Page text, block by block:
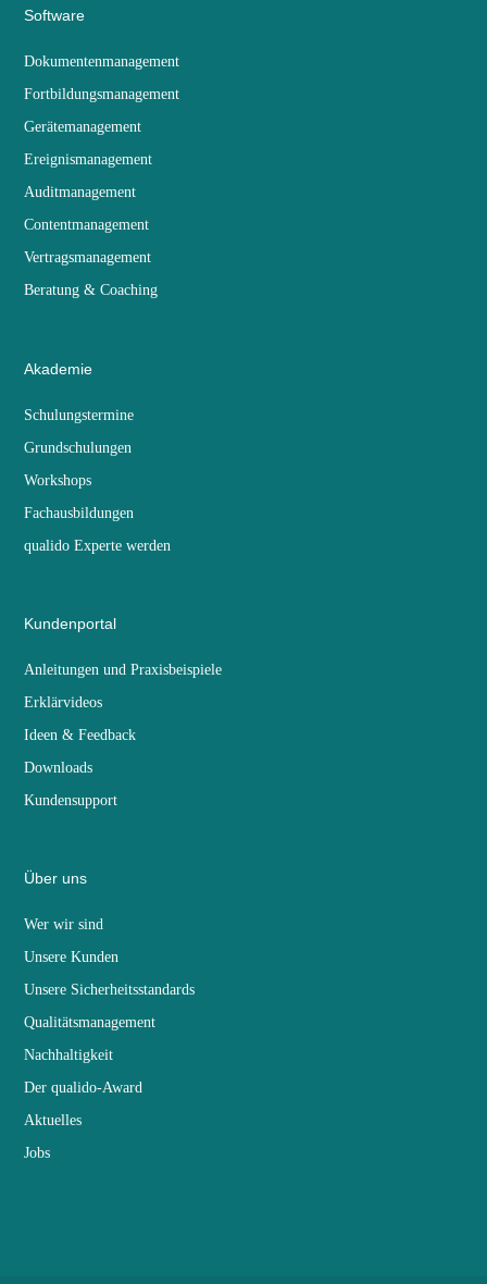
Software
Dokumentenmanagement
Fortbildungsmanagement
Gerätemanagement
Ereignismanagement
Auditmanagement
Contentmanagement
Vertragsmanagement
Beratung & Coaching
Akademie
Schulungstermine
Grundschulungen
Workshops
Fachausbildungen
qualido Experte werden
Kundenportal
Anleitungen und Praxisbeispiele
Erklärvideos
Ideen & Feedback
Downloads
Kundensupport
Über uns
Wer wir sind
Unsere Kunden
Unsere Sicherheitsstandards
Qualitätsmanagement
Nachhaltigkeit
Der qualido-Award
Aktuelles
Jobs